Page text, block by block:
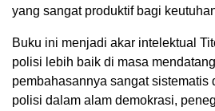
yang sangat produktif bagi
Buku ini menjadi akar intelektual
polisi lebih baik di masa
pembahasannya sangat sistematis
polisi dalam alam demokrasi,